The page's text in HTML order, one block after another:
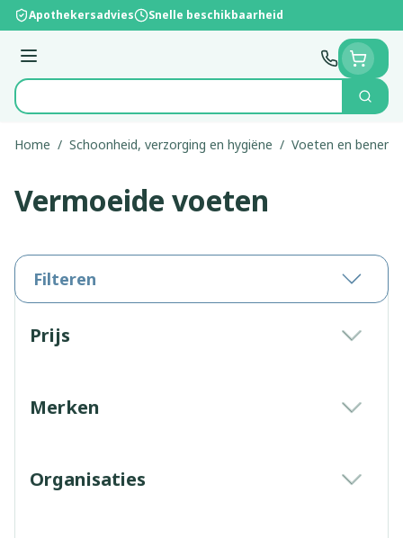
Ga naar de inhoud
Apothekersadvies Snelle beschikbaarheid
Menu
Product, merk, categorie...
Zoek
Home / Schoonheid, verzorging en hygiëne / Voeten en benen
Vermoeide voeten
Filteren
Prijs
Merken
Organisaties